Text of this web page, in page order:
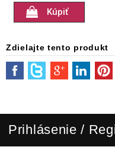
Kúpiť
Zdielajte tento produkt
Prihlásenie /